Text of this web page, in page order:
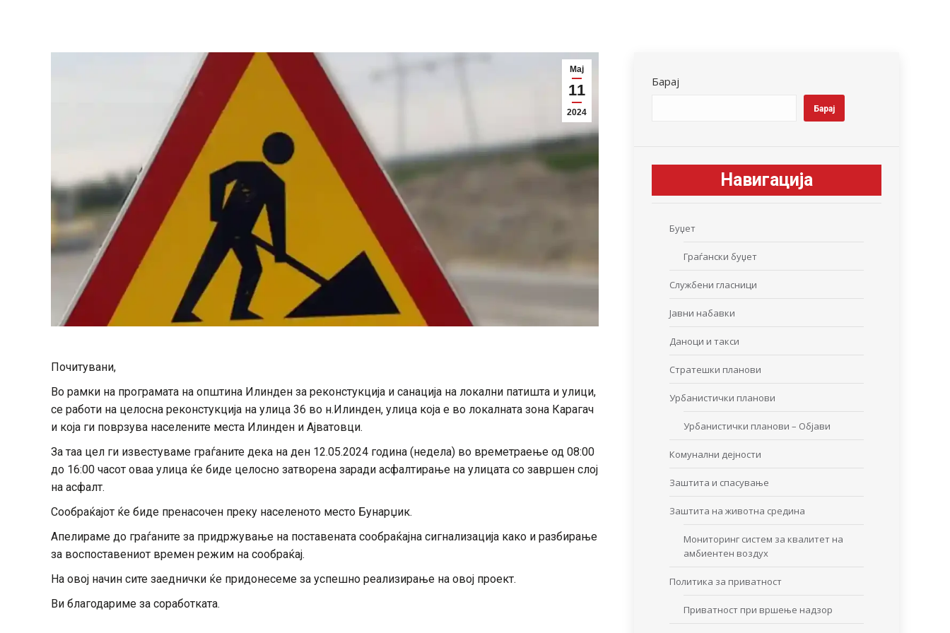
Мај
11
2024
Почитувани,
Во рамки на програмата на општина Илинден за реконстукција и санација на локални патишта и улици,
се работи на целосна реконстукција на улица 36 во н.Илинден, улица која е во локалната зона Карагач
и која ги поврзува населените места Илинден и Ајватовци.
За таа цел ги известуваме граѓаните дека на ден 12.05.2024 година (недела) во времетраење од 08:00
до 16:00 часот оваа улица ќе биде целосно затворена заради асфалтирање на улицата со завршен слој
на асфалт.
Сообраќајот ќе биде пренасочен преку населеното место Бунарџик.
Апелираме до граѓаните за придржување на поставената сообраќајна сигнализација како и разбирање
за воспоставениот времен режим на сообраќај.
На овој начин сите заеднички ќе придонесеме за успешно реализирање на овој проект.
Ви благодариме за соработката.
Барај
Барај
Навигација
Буџет
Граѓански буџет
Службени гласници
Јавни набавки
Даноци и такси
Стратешки планови
Урбанистички планови
Урбанистички планови – Објави
Комунални дејности
Заштита и спасување
Заштита на животна средина
Мониторинг систем за квалитет на
амбиентен воздух
Политика за приватност
Приватност при вршење надзор